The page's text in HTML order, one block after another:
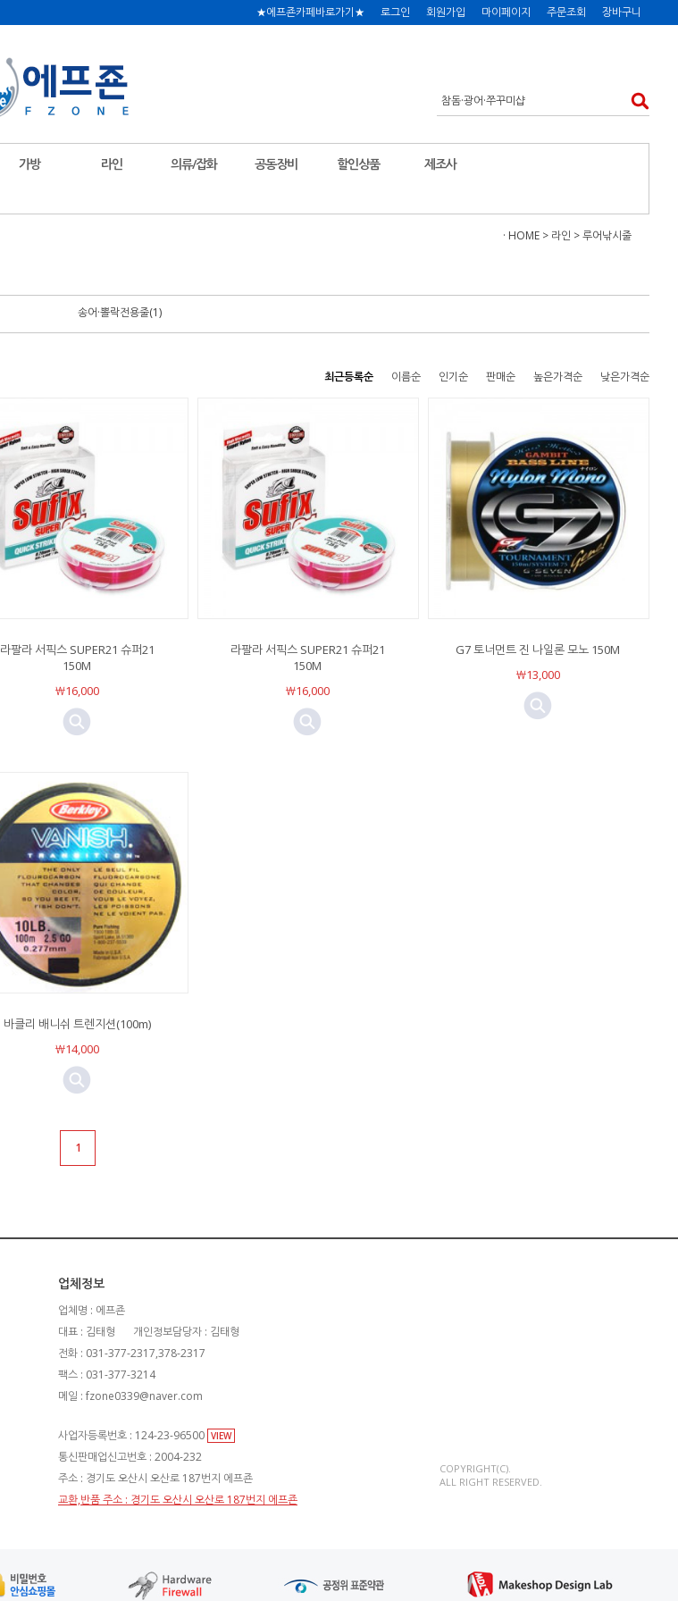
★에프죤카페바로가기★ 로그인 회원가입 마이페이지 주문조회 장바구니
가방 라인 의류/잡화 공동장비 할인상품 제조사
· HOME > 라인 >루어낚시줄
송어·뽈락전용줄(1)
최근등록순 이름순 인기순 판매순 높은가격순 낮은가격순
라팔라 서픽스 SUPER21 슈퍼21
150M
￦16,000
라팔라 서픽스 SUPER21 슈퍼21
150M
￦16,000
G7 토너먼트 진 나일론 모노 150M
￦13,000
바클리 배니쉬 트렌지션(100m)
￦14,000
1
업체정보
업체명 : 에프죤
대표 : 김태형
개인정보담당자 : 김태형
전화 : 031-377-2317,378-2317
팩스 : 031-377-3214
메일 : fzone0339@naver.com
사업자등록번호 : 124-23-96500 VIEW
통신판매업신고번호 : 2004-232
주소 : 경기도 오산시 오산로 187번지 에프죤
교환,반품 주소 : 경기도 오산시 오산로 187번지 에프죤
COPYRIGHT(C).
ALL RIGHT RESERVED.